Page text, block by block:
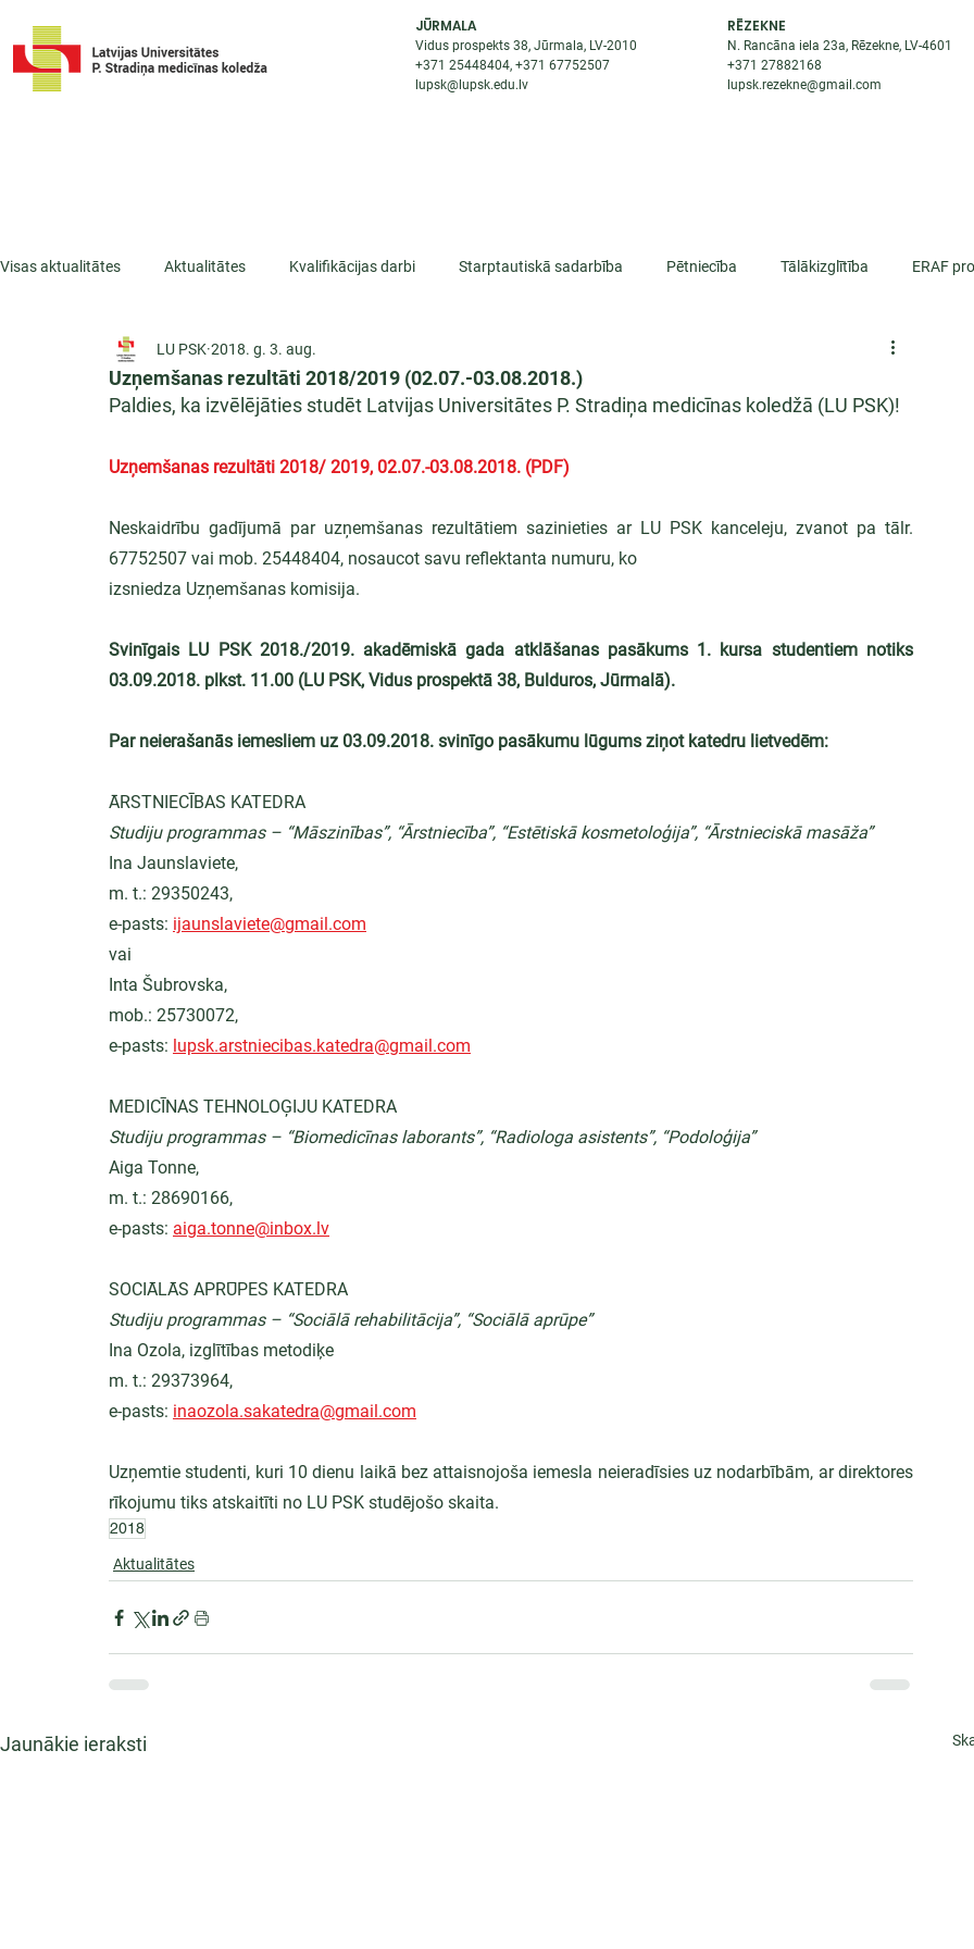
JŪRMALA
Vidus prospekts 38, Jūrmala, LV-2010
+371 25448404, +37167752507
lupsk@lupsk.edu.lv
RĒZEKNE
N. Rancāna iela 23a, Rēzekne, LV-4601
+37127882168
lupsk.rezekne@gmail.com
Visas aktualitātes Aktualitātes Kvalifikācijas darbi Starptautiskā sadarbība Pētniecība Tālākizglītība ERAF
ESF projekti Iepazīsti profesiju
Uzņemšanas rezultāti 2018/2019 (02.07.-03.08.2018.)
LU PSK 2018. g. 3. aug.
Paldies, ka izvēlējāties studēt Latvijas Universitātes P. Stradiņa medicīnas koledžā (LU PSK)!
Uzņemšanas rezultāti 2018/ 2019, 02.07.-03.08.2018. (PDF)
Neskaidrību gadījumā par uzņemšanas rezultātiem sazinieties ar LU PSK kanceleju, zvanot pa tālr.
67752507 vai mob. 25448404, nosaucot savu reflektanta numuru, ko
izsniedza Uzņemšanas komisija.
Svinīgais LU PSK 2018./2019. akadēmiskā gada atklāšanas pasākums 1. kursa studentiem notiks
03.09.2018. plkst. 11.00 (LU PSK, Vidus prospektā 38, Bulduros, Jūrmalā).
Par neierašanās iemesliem uz 03.09.2018. svinīgo pasākumu lūgums ziņot katedru lietvedēm:
ĀRSTNIECĪBAS KATEDRA
Studiju programmas – “Māszinības”, “Ārstniecība”, “Estētiskā kosmetoloģija”, “Ārstnieciskā masāža”
Ina Jaunslaviete,
m. t.: 29350243,
e-pasts: ijaunslaviete@gmail.com
vai
Inta Šubrovska,
mob.: 25730072,
e-pasts: lupsk.arstniecibas.katedra@gmail.com
MEDICĪNAS TEHNOLOĢIJU KATEDRA
Studiju programmas – “Biomedicīnas laborants”, “Radiologa asistents”, “Podoloģija”
Aiga Tonne,
m. t.: 28690166,
e-pasts: aiga.tonne@inbox.lv
SOCIĀLĀS APRŪPES KATEDRA
Studiju programmas – “Sociālā rehabilitācija”, “Sociālā aprūpe”
Ina Ozola, izglītības metodiķe
m. t.: 29373964,
e-pasts: inaozola.sakatedra@gmail.com
Uzņemtie studenti, kuri 10 dienu laikā bez attaisnojoša iemesla neieradīsies uz nodarbībām, ar direktores
rīkojumu tiks atskaitīti no LU PSK studējošo skaita.
2018
Aktualitātes
Jaunākie ieraksti